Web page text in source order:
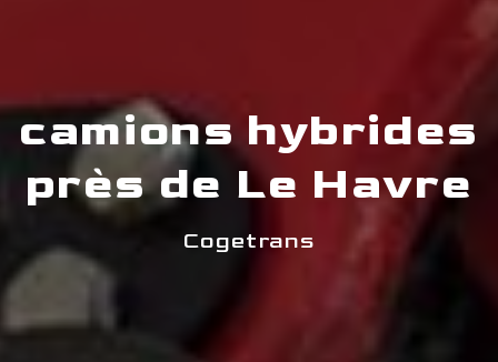
camions hybrides
près de Le Havre
Cogetrans